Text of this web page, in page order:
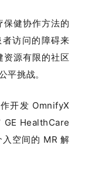
健协作方法的
访问的障碍来
源有限的社区
平挑战。
开发 OmnifyX
GE HealthCare
空间的 MR 解